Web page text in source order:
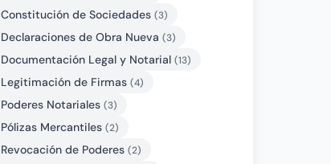
Constitución de Sociedades (3)
Declaraciones de Obra Nueva (3)
Documentación Legal y Notarial (13)
Legitimación de Firmas (4)
Poderes Notariales (3)
Pólizas Mercantiles (2)
Revocación de Poderes (2)